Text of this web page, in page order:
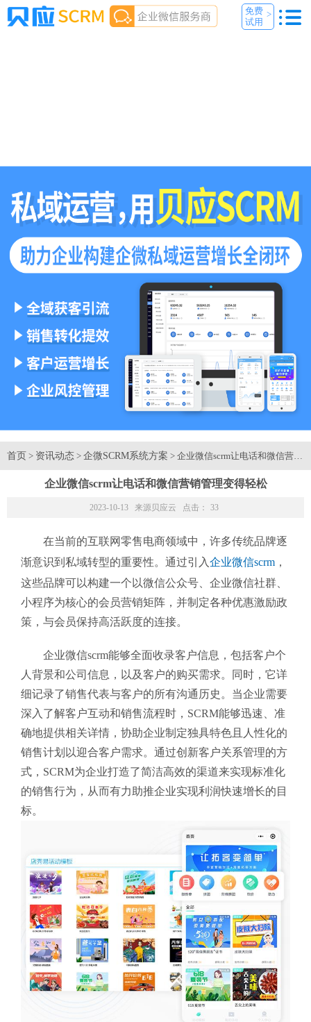
免费
试用
>
首页 > 资讯动态 > 企微SCRM系统方案 > 企业微信scrm让电话和微信营销
企业微信scrm让电话和微信营销管理变得轻松
2023-10-13 来源贝应云 点击： 33
在当前的互联网零售电商领域中，许多传统品牌逐
渐意识到私域转型的重要性。通过引入企业微信scrm ，
这些品牌可以构建一个以微信公众号、企业微信社群、
小程序为核心的会员营销矩阵，并制定各种优惠激励政
策，与会员保持高活跃度的连接。
企业微信scrm能够全面收录客户信息，包括客户个
人背景和公司信息，以及客户的购买需求。同时，它详
细记录了销售代表与客户的所有沟通历史。当企业需要
深入了解客户互动和销售流程时，SCRM能够迅速、准
确地提供相关详情，协助企业制定独具特色且人性化的
销售计划以迎合客户需求。通过创新客户关系管理的方
式，SCRM为企业打造了简洁高效的渠道来实现标准化
的销售行为，从而有力助推企业实现利润快速增长的目
标。